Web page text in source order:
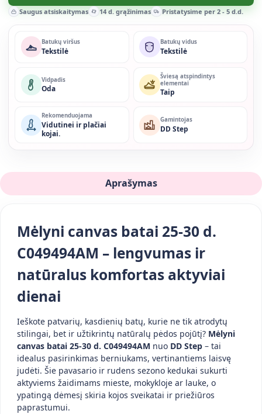
Saugus atsiskaitymas 14 d. grąžinimas Pristatysime per 2 - 5 d.d.
Batukų viršus
Tekstilė
Batukų vidus
Tekstilė
Vidpadis
Oda
Šviesą atspindintys
elementai
Taip
Rekomenduojama
Vidutinei ir plačiai
kojai.
Gamintojas
DD Step
Aprašymas
Mėlyni canvas batai 25-30 d.
C049494AM – lengvumas ir
natūralus komfortas aktyviai
dienai
Ieškote patvarių, kasdienių batų, kurie ne tik atrodytų
stilingai, bet ir užtikrintų natūralų pėdos pojūtį? Mėlyni
canvas batai 25-30 d. C049494AM nuo DD Step – tai
idealus pasirinkimas berniukams, vertinantiems laisvę
judėti. Šie pavasario ir rudens sezono kedukai sukurti
aktyviems žaidimams mieste, mokykloje ar lauke, o
ypatingą dėmesį skiria kojos sveikatai ir priežiūros
paprastumui.